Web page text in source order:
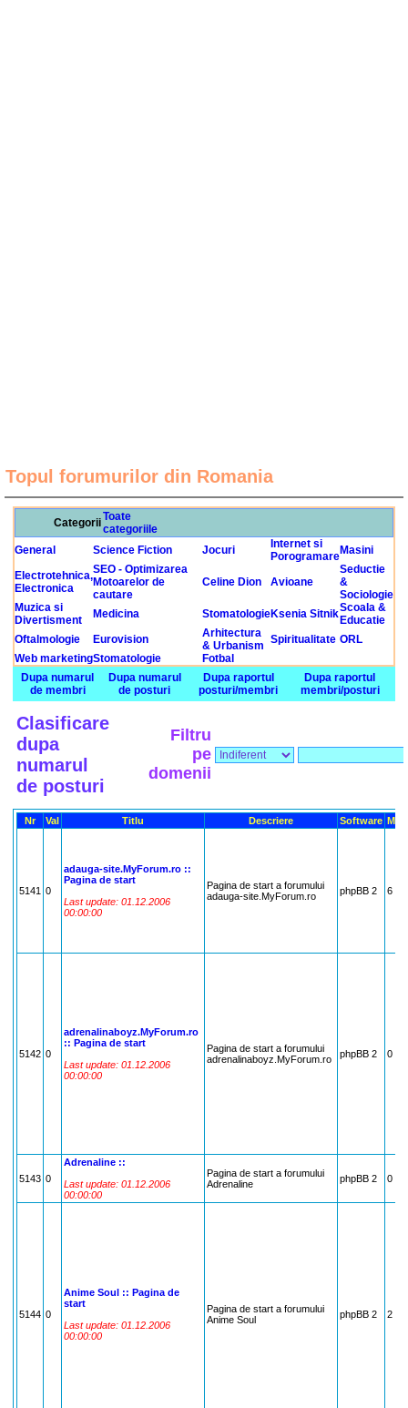
Topul forumurilor din Romania
CategoriiToate
categoriile
General
Science Fiction Jocuri
Internet si
PorogramareMasini
Electrotehnica,
Electronica
SEO - Optimizarea
Motoarelor de
cautare
Celine Dion Avioane
Seductie
&
Sociologie
Muzica si
Divertisment
Medicina StomatologieKsenia SitnikScoala &
Educatie
Oftalmologie
Eurovision
Arhitectura
& Urbanism Spiritualitate ORL
Web marketingStomatologie
Fotbal
Dupa numarul
de membri
Dupa numarul
de posturi
Dupa raportul
posturi/membri
Dupa raportul
membri/posturi
Clasificare
dupa
numarul
de posturi
Filtru
pe
domenii
Nr Val Titlu Descriere Software
5141 0
adauga-site.MyForum.ro ::
Pagina de start
Last update: 01.12.2006
00:00:00
Pagina de start a forumului
adauga-site.MyForum.ro
phpBB 2 6
5142 0
adrenalinaboyz.MyForum.ro
:: Pagina de start
Last update: 01.12.2006
00:00:00
Pagina de start a forumului
adrenalinaboyz.MyForum.ro
phpBB 2 0
5143 0
Adrenaline ::
Last update: 01.12.2006
00:00:00
Pagina de start a forumului
Adrenaline
phpBB 2 0
5144 0
Anime Soul :: Pagina de
start
Last update: 01.12.2006
00:00:00
Pagina de start a forumului
Anime Soul
phpBB 2 2